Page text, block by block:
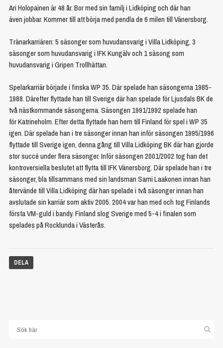
Ari Holopainen är 48 år. Bor med sin familj i Lidköping och där han
även jobbar. Kommer till att börja med pendla de 6 milen till Vänersborg.
Tränarkarriären: 5 säsonger som huvudansvarig i Villa Lidköping, 3
säsonger som huvudansvarig i IFK Kungälv och 1 säsong som
huvudansvarig i Gripen Trollhättan.
Spelarkarriär började i finska WP 35. Där spelade han säsongerna 1985-
1988. Därefter flyttade han till Sverige där han spelade för Ljusdals BK de
två nästkommande säsongerna. Säsongen 1991/1992 spelade han
för Katrineholm. Efter detta flyttade han hem till Finland för spel i WP 35
igen. Där spelade han i tre säsonger innan han inför säsongen 1995/1996
flyttade till Sverige igen, denna gång till Villa Lidköping BK där han gjorde
stor succé under flera säsonger. Inför säsongen 2001/2002 tog han det
kontroversiella beslutet att flytta till IFK Vänersborg. Där spelade han i tre
säsonger, bla tillsammans med sin landsman Sami Laakonen innan han
återvände till Villa Lidköping där han spelade i två säsonger innan han
avslutade sin karriär som aktiv 2005. 2004 var han med och tog Finlands
första VM-guld i bandy. Finland slog Sverige med 5-4 i finalen som
spelades på Rocklunda i Västerås.
DELA